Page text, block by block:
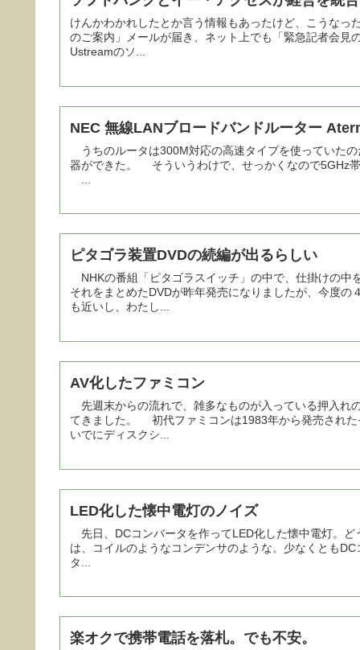
けんかわかれしたとか言う情報もあったけど、こうな
のご案内」メールが届き、ネット上でも「緊急記者会見
Ustreamのソ...
NEC 無線LANブロードバンドルーター
うちのルータは300M対応の高速タイプを使っていた
器ができた。 そういうわけで、せっかくなので5GHz
ピタゴラ装置DVDの続編が出るらしい
NHKの番組「ピタゴラスイッチ」の中で、仕掛けの中
それをまとめたDVDが昨年発売になりましたが、今度
も近いし、わたし...
AV化したファミコン
先週末からの流れで、雑多なものが入っている押入れ
てきました。 初代ファミコンは1983年から発売され
いでにディスクシ...
LED化した懐中電灯のノイズ
先日、DCコンバータを作ってLED化した懐中電灯。どうも、ピー
は、コイルのようなコンデンサのような。少なくとも
タ...
楽オクで携帯電話を落札。でも不安。